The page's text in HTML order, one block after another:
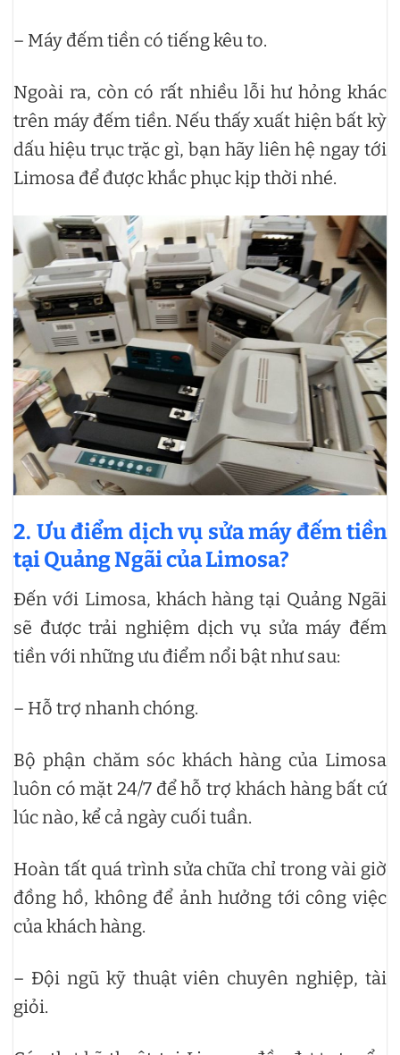
– Máy đếm tiền có tiếng kêu to.
Ngoài ra, còn có rất nhiều lỗi hư hỏng khác
trên máy đếm tiền. Nếu thấy xuất hiện bất kỳ
dấu hiệu trục trặc gì, bạn hãy liên hệ ngay tới
Limosa để được khắc phục kịp thời nhé.
2. Ưu điểm dịch vụ sửa máy đếm tiền
tại Quảng Ngãi của Limosa?
Đến với Limosa, khách hàng tại Quảng Ngãi
sẽ được trải nghiệm dịch vụ sửa máy đếm
tiền với những ưu điểm nổi bật như sau:
– Hỗ trợ nhanh chóng.
Bộ phận chăm sóc khách hàng của Limosa
luôn có mặt 24/7 để hỗ trợ khách hàng bất cứ
lúc nào, kể cả ngày cuối tuần.
Hoàn tất quá trình sửa chữa chỉ trong vài giờ
đồng hồ, không để ảnh hưởng tới công việc
của khách hàng.
– Đội ngũ kỹ thuật viên chuyên nghiệp, tài
giỏi.